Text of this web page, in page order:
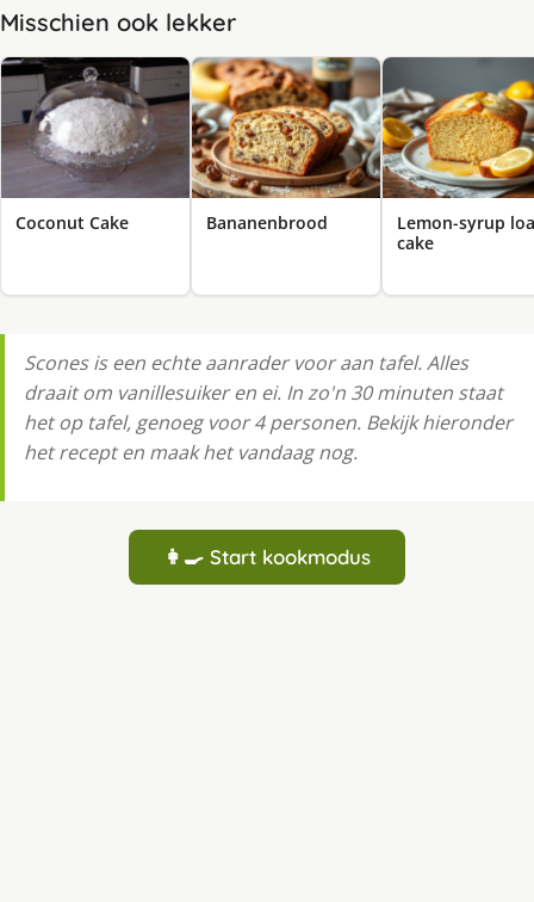
Misschien ook lekker
Coconut Cake Bananenbrood
Lemon-syrup
cake
Scones is een echte aanrader voor aan tafel. Alles
draait om vanillesuiker en ei. In zo'n 30 minuten staat
het op tafel, genoeg voor 4 personen. Bekijk hieronder
het recept en maak het vandaag nog.
👩‍🍳 Start kookmodus